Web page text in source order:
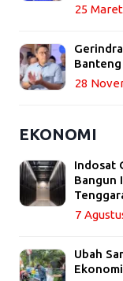
25
Banteng
28
EKONOMI
Indosat
Bangun
7
Ubah